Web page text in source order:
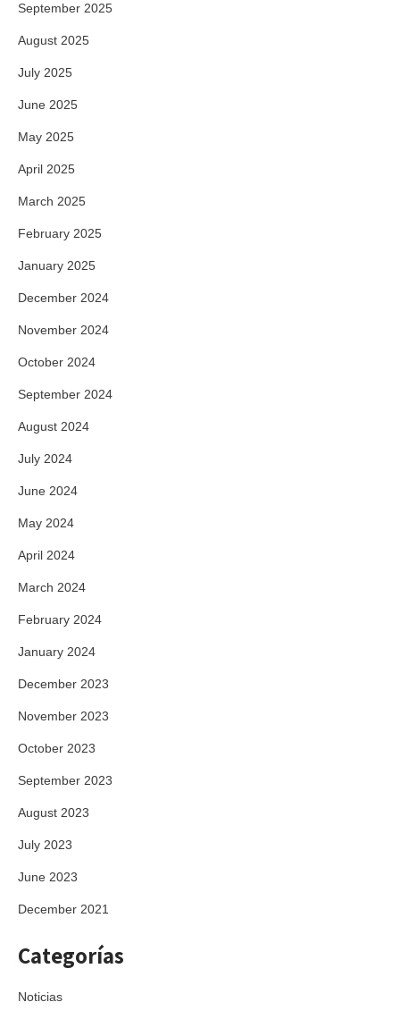
September 2025
August 2025
July 2025
June 2025
May 2025
April 2025
March 2025
February 2025
January 2025
December 2024
November 2024
October 2024
September 2024
August 2024
July 2024
June 2024
May 2024
April 2024
March 2024
February 2024
January 2024
December 2023
November 2023
October 2023
September 2023
August 2023
July 2023
June 2023
December 2021
Categorías
Noticias